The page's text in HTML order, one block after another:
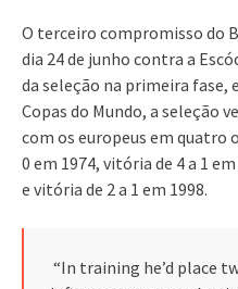
O terceiro compromisso do
dia 24 de junho contra a
da seleção na primeira fase,
Copas do Mundo, a seleção
com os europeus em quatro
0 em 1974, vitória de 4 a 1
e vitória de 2 a 1 em 1998.
“In training he’d place